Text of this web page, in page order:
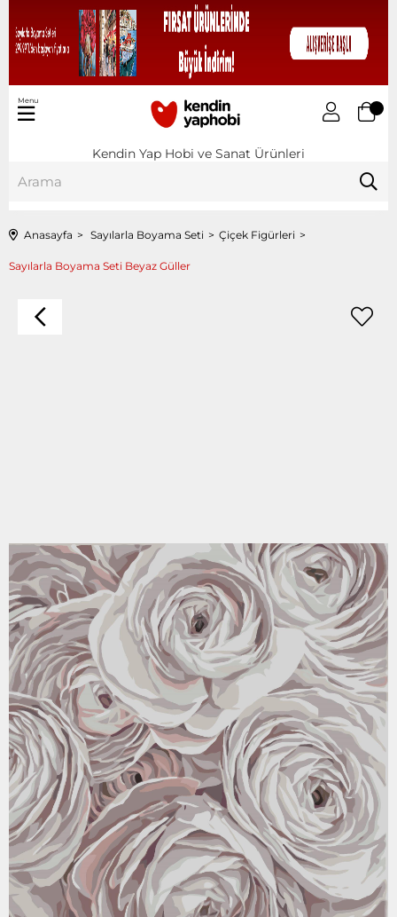
Kendin Yap Hobi ve Sanat Ürünleri
Menu
Anasayfa Sayılarla Boyama Seti Çiçek Figürleri
Sayılarla Boyama Seti Beyaz Güller